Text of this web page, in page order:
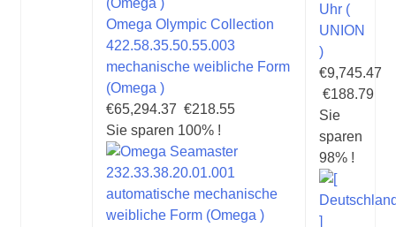
Omega Olympic Collection
422.58.35.50.55.003
mechanische weibliche Form
(Omega )
€65,294.37 €218.55
Sie sparen 100% !
Uhr (
UNION
)
€9,745.47
€188.79
Sie
sparen
98% !